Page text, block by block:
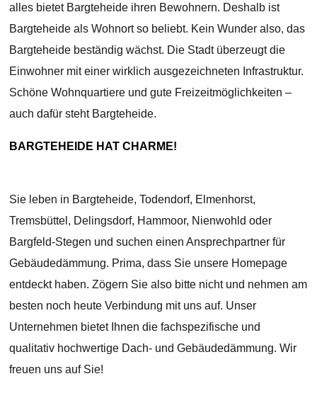
alles bietet Bargteheide ihren Bewohnern. Deshalb ist
Bargteheide als Wohnort so beliebt. Kein Wunder also, das
Bargteheide beständig wächst. Die Stadt überzeugt die
Einwohner mit einer wirklich ausgezeichneten Infrastruktur.
Schöne Wohnquartiere und gute Freizeitmöglichkeiten –
auch dafür steht Bargteheide.
BARGTEHEIDE HAT CHARME!
Sie leben in Bargteheide, Todendorf, Elmenhorst,
Tremsbüttel, Delingsdorf, Hammoor, Nienwohld oder
Bargfeld-Stegen und suchen einen Ansprechpartner für
Gebäudedämmung. Prima, dass Sie unsere Homepage
entdeckt haben. Zögern Sie also bitte nicht und nehmen am
besten noch heute Verbindung mit uns auf. Unser
Unternehmen bietet Ihnen die fachspezifische und
qualitativ hochwertige Dach- und Gebäudedämmung. Wir
freuen uns auf Sie!